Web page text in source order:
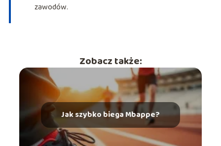
zawodów.
Zobacz także:
Jak szybko biega Mbappe?